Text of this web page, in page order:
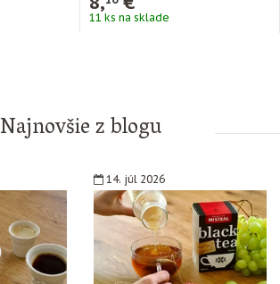
11 ks na sklade
Najnovšie z blogu
14. júl 2026